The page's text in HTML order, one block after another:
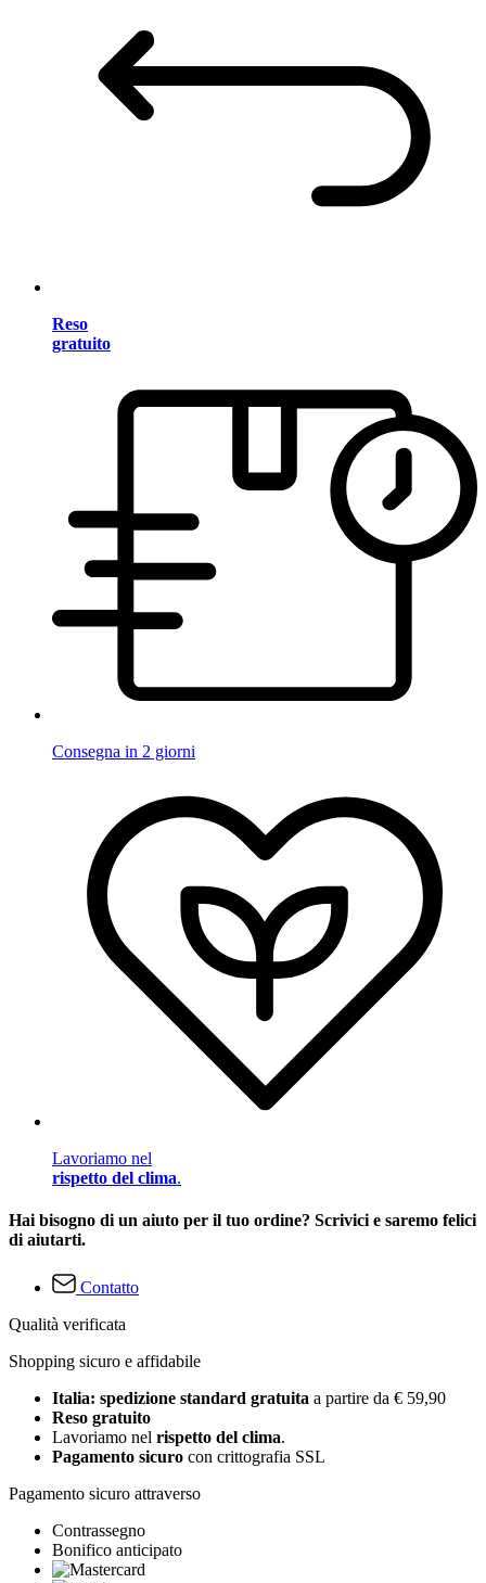
Reso
gratuito
Consegna in 2 giorni
Lavoriamo nel
rispetto del clima.
Hai bisogno di un aiuto per il tuo ordine? Scrivici e saremo felici
di aiutarti.
Contatto
Qualità verificata
Shopping sicuro e affidabile
Italia: spedizione standard gratuita a partire da € 59,90
Reso gratuito
Lavoriamo nel rispetto del clima.
Pagamento sicuro con crittografia SSL
Pagamento sicuro attraverso
Contrassegno
Bonifico anticipato